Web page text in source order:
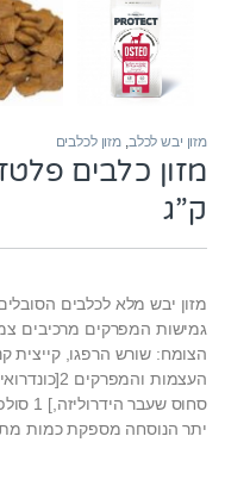
מזון יבש לכלב, מזון לכלבים
ק”ג
מזון יבש מלא לכלבים
גמישות המפרקים מרכיבים
הצומח: שורש הרפגו, קייצית
העצמות
סחוס
יתר הנוסחה מספקת כמות